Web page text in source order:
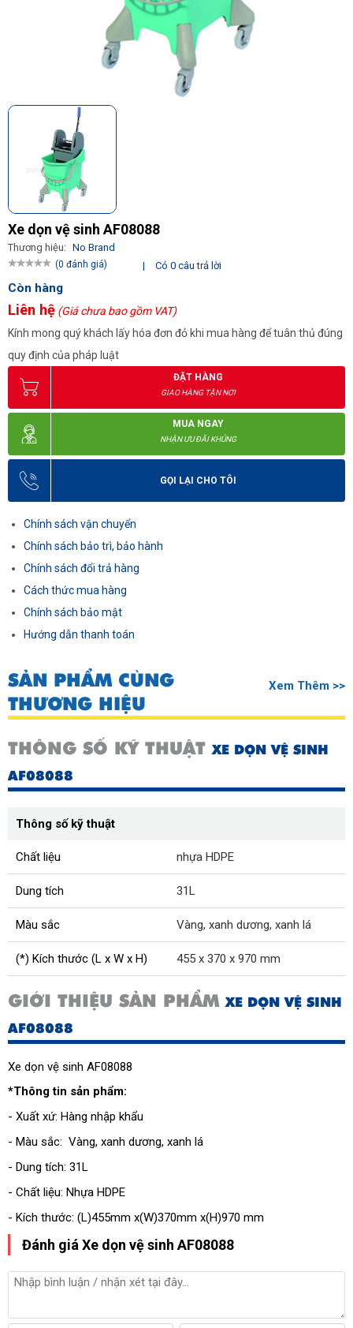
Xe dọn vệ sinh AF08088
Thương hiệu: No Brand
(0 đánh giá) | Có 0 câu trả lời
Còn hàng
Liên hệ (Giá chưa bao gồm VAT)
Kính mong quý khách lấy hóa đơn đỏ khi mua hàng để tuân thủ đúng
quy định của pháp luật
ĐẶT HÀNG
GIAO HÀNG TẬN NƠI
MUA NGAY
NHẬN ƯU ĐÃI KHỦNG
GỌI LẠI CHO TÔI
Chính sách vận chuyển
Chính sách bảo trì, bảo hành
Chính sách đổi trả hàng
Cách thức mua hàng
Chính sách bảo mật
Hướng dẫn thanh toán
SẢN PHẨM CÙNG
THƯƠNG HIỆU
Xem Thêm >>
THÔNG SỐ KỸ THUẬTXE DỌN VỆ SINH
AF08088
Thông số kỹ thuật
Chất liệu nhựa HDPE
Dung tích 31L
Màu sắc Vàng, xanh dương, xanh lá
(*) Kích thước (L x W x H) 455 x 370 x 970 mm
GIỚI THIỆU SẢN PHẨMXE DỌN VỆ SINH
AF08088
Xe dọn vệ sinh AF08088
*Thông tin sản phẩm:
- Xuất xứ: Hàng nhập khẩu
- Màu sắc: Vàng, xanh dương, xanh lá
- Dung tích: 31L
- Chất liệu: Nhựa HDPE
- Kích thước: (L)455mm x(W)370mm x(H)970 mm
Đánh giá Xe dọn vệ sinh AF08088